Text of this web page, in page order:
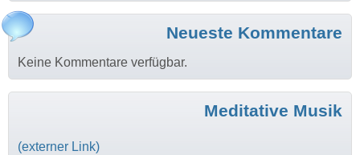
Neueste Kommentare
Keine Kommentare verfügbar.
Meditative Musik
(externer Link)